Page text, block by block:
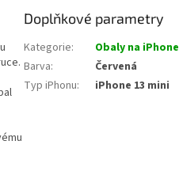
Doplňkové parametry
Kategorie:
Obaly na iPhone
Barva:
Červená
Typ iPhonu: iPhone 13 mini